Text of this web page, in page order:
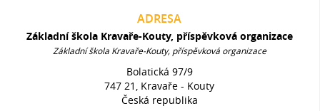
ADRESA
Základní škola Kravaře-Kouty, příspěvková organizace
Základní škola Kravaře-Kouty, příspěvková organizace
Bolatická 97/9
747 21, Kravaře - Kouty
Česká republika